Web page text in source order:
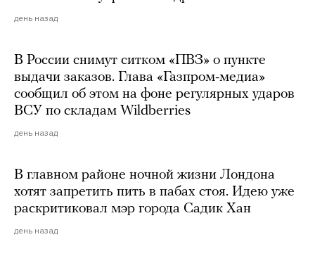
день назад
В России снимут ситком «ПВЗ» о пункте
выдачи заказов. Глава «Газпром-медиа»
сообщил об этом на фоне регулярных ударов
ВСУ по складам Wildberries
день назад
В главном районе ночной жизни Лондона
хотят запретить пить в пабах стоя. Идею уже
раскритиковал мэр города Садик Хан
день назад